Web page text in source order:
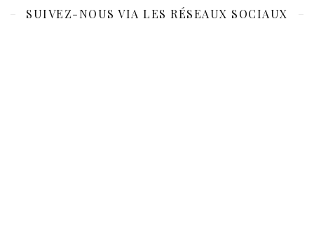
SUIVEZ-NOUS VIA LES RÉSEAUX SOCIAUX